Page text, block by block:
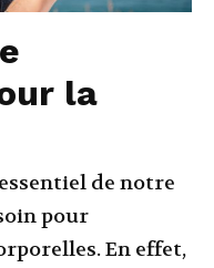
la
de notre
pour
En effet,